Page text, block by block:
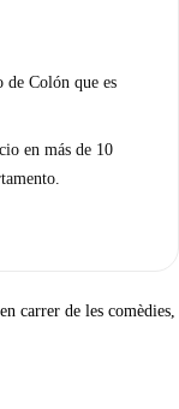
de Colón que es
en más de 10
carrer de les comèdies,